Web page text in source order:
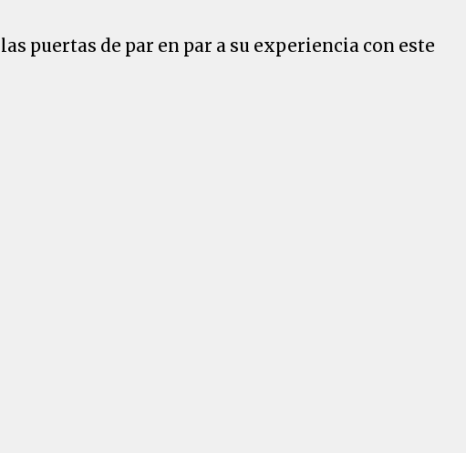
puertas de par en par a su experiencia con este